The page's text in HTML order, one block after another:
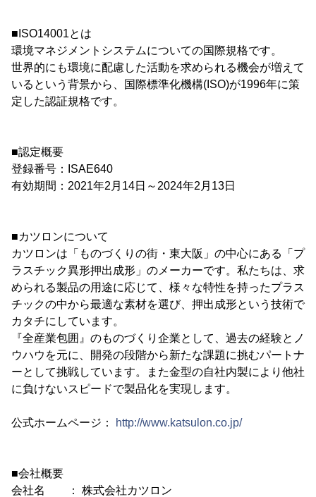
■ISO14001とは
環境マネジメントシステムについての国際規格です。
世界的にも環境に配慮した活動を求められる機会が増えて
いるという背景から、国際標準化機構(ISO)が1996年に策
定した認証規格です。
■認定概要
登録番号：ISAE640
有効期間：2021年2月14日～2024年2月13日
■カツロンについて
カツロンは「ものづくりの街・東大阪」の中心にある「プ
ラスチック異形押出成形」のメーカーです。私たちは、求
められる製品の用途に応じて、様々な特性を持ったプラス
チックの中から最適な素材を選び、押出成形という技術で
カタチにしています。
『全産業包囲』のものづくり企業として、過去の経験とノ
ウハウを元に、開発の段階から新たな課題に挑むパートナ
ーとして挑戦しています。また金型の自社内製により他社
に負けないスピードで製品化を実現します。
公式ホームページ： http://www.katsulon.co.jp/
■会社概要
会社名 ： 株式会社カツロン